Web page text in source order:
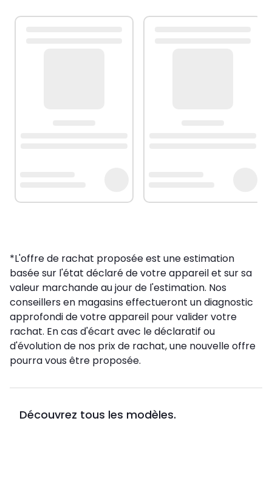
*L'offre de rachat proposée est une estimation
basée sur l'état déclaré de votre appareil et sur sa
valeur marchande au jour de l'estimation. Nos
conseillers en magasins effectueront un diagnostic
approfondi de votre appareil pour valider votre
rachat. En cas d'écart avec le déclaratif ou
d'évolution de nos prix de rachat, une nouvelle offre
pourra vous être proposée.
Découvrez tous les modèles.